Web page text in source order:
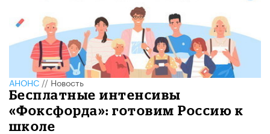
АНОНС//Новость
Бесплатные интенсивы
«Фоксфорда»: готовим Россию к
школе